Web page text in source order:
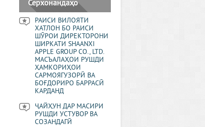
Серхонандаҳо
РАИСИ ВИЛОЯТИ
ХАТЛОН БО РАИСИ
ШӮРОИ ДИРЕКТОРОНИ
ШИРКАТИ SHAANXI
APPLE GROUP CO., LTD.
МАСЪАЛАҲОИ РУШДИ
ҲАМКОРИҲОИ
САРМОЯГУЗОРӢ ВА
БОҒДОРИРО БАРРАСӢ
КАРДАНД
ҶАЙҲУН ДАР МАСИРИ
РУШДИ УСТУВОР ВА
СОЗАНДАГӢ